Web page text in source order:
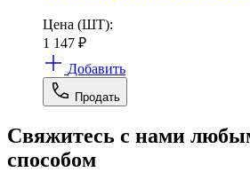
Цена (ШТ):
1 147 ₽
Добавить
Продать
Свяжитесь с нами
способом